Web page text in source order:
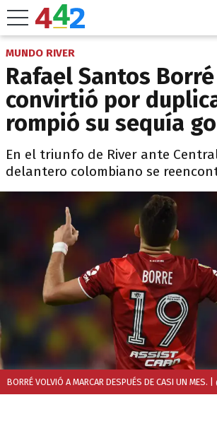
MUNDO RIVER
Rafael Santos Borré
convirtió por
rompió su sequía
En el triunfo de River ante
delantero colombiano se
BORRÉ VOLVIÓ A MARCAR DESPUÉS DE CASI UN MES. |